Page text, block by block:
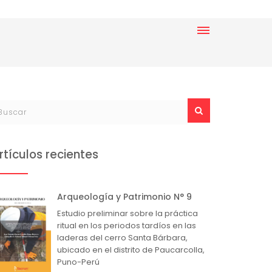
recientes
Arqueología y Patrimonio N° 9
Estudio preliminar sobre la práctica
ritual en los periodos tardíos en las
laderas del cerro Santa Bárbara,
ubicado en el distrito de Paucarcolla,
Puno-Perú